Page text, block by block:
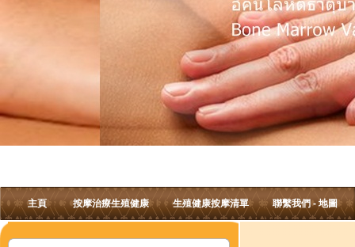
主頁 按摩治療生殖健康 生殖健康按摩清單 聯繫我們 - 地圖